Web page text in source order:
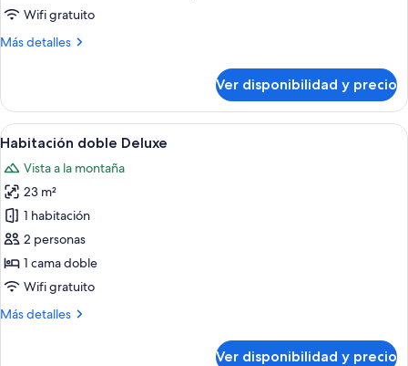
Wifi gratuito
Más detalles
Más
superior
Ver disponibilidad y precio
Ver
todas
las
fotos
de
Habitación
doble
Deluxe
Dos mujeres brindando con copas
5
Habitación doble Deluxe
Vista a la montaña
23 m²
1 habitación
2 personas
1 cama doble
Wifi gratuito
Más detalles
Más
Ver disponibilidad y precio